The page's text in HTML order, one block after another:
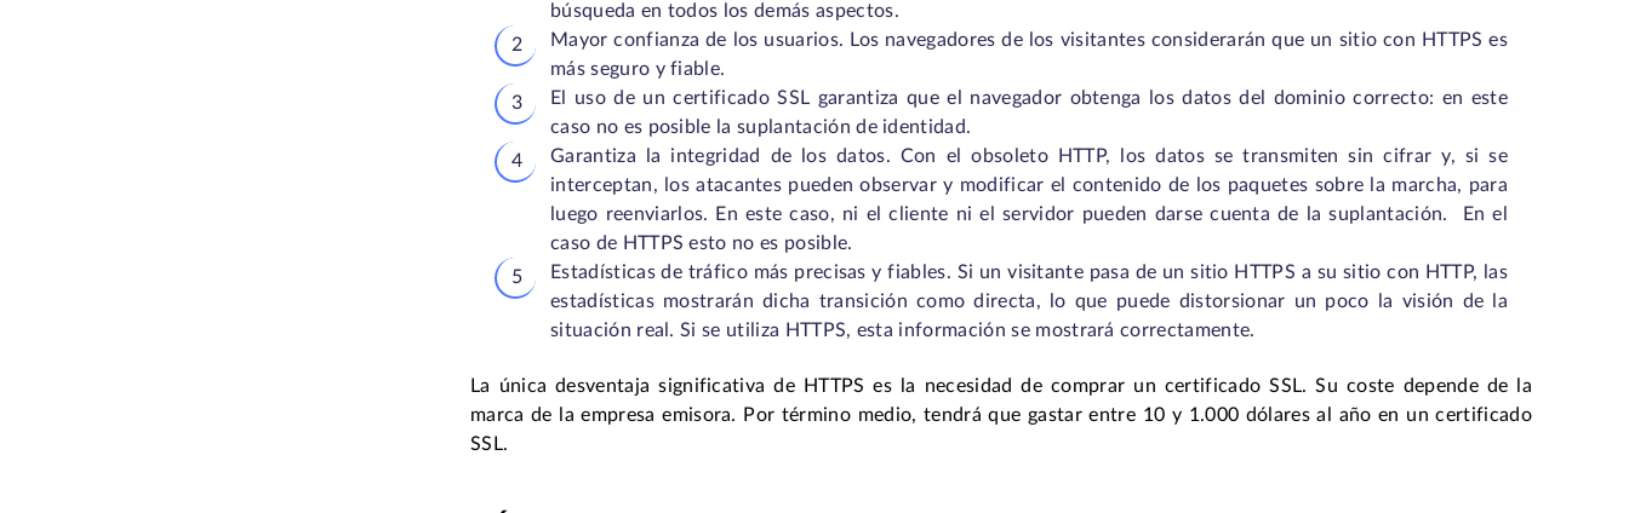
búsqueda en todos los demás aspectos.
Mayor confianza de los usuarios. Los navegadores de los visitantes considerarán que un sitio con HTTPS es
más seguro y fiable.
El uso de un certificado SSL garantiza que el navegador obtenga los datos del dominio correcto: en este
caso no es posible la suplantación de identidad.
Garantiza la integridad de los datos. Con el obsoleto HTTP, los datos se transmiten sin cifrar y, si se
interceptan, los atacantes pueden observar y modificar el contenido de los paquetes sobre la marcha, para
luego reenviarlos. En este caso, ni el cliente ni el servidor pueden darse cuenta de la suplantación. En el
caso de HTTPS esto no es posible.
Estadísticas de tráfico más precisas y fiables. Si un visitante pasa de un sitio HTTPS a su sitio con HTTP, las
estadísticas mostrarán dicha transición como directa, lo que puede distorsionar un poco la visión de la
situación real. Si se utiliza HTTPS, esta información se mostrará correctamente.
La única desventaja significativa de HTTPS es la necesidad de comprar un certificado SSL. Su coste depende de la
marca de la empresa emisora. Por término medio, tendrá que gastar entre 10 y 1.000 dólares al año en un certificado
SSL.